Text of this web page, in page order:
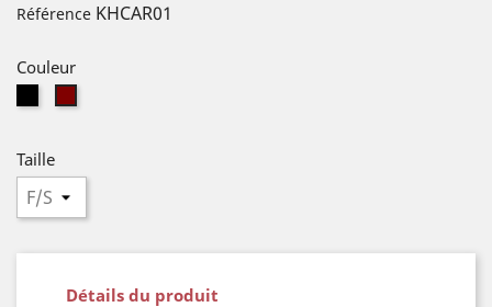
Référence KHCAR01
Couleur
(BL/BL)
Taille
Détails du produit